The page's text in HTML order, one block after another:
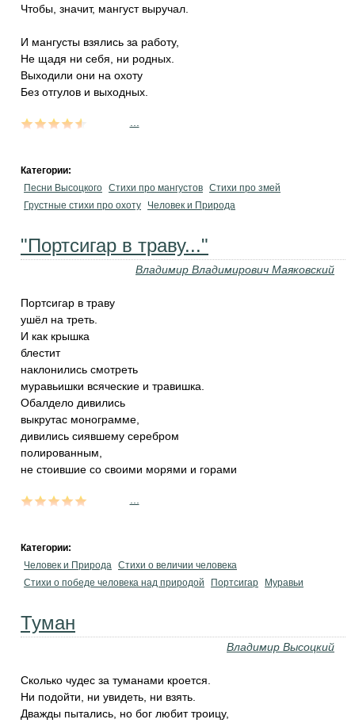
Чтобы, значит, мангуст выручал.
И мангусты взялись за работу,
Не щадя ни себя, ни родных.
Выходили они на охоту
Без отгулов и выходных.
Категории:
Песни Высоцкого Стихи про мангустов Стихи про змей
Грустные стихи про охоту
Человек и Природа
"Портсигар в траву..."
Владимир Владимирович Маяковский
Портсигар в траву
ушёл на треть.
И как крышка
блестит
наклонились смотреть
муравьишки всяческие и травишка.
Обалдело дивились
выкрутас монограмме,
дивились сиявшему серебром
полированным,
не стоившие со своими морями и горами
Категории:
Человек и Природа Стихи о величии человека
Стихи о победе человека над природой
Портсигар Муравьи
Туман
Владимир Высоцкий
Сколько чудес за туманами кроется.
Ни подойти, ни увидеть, ни взять.
Дважды пытались, но бог любит троицу,